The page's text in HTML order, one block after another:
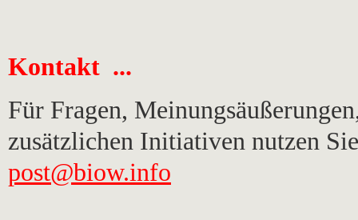
Kontakt ...
Für Fragen,
zusätzlichen Initiativen nutzen
post@biow.info